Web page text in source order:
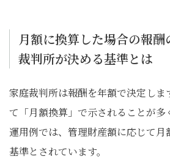
月額に換算した場合の報
裁判所が決める基準とは
家庭裁判所は報酬を年額で決定しま
て「月額換算」で示されることが多
運用例では、管理財産額に応じて
基準とされています。